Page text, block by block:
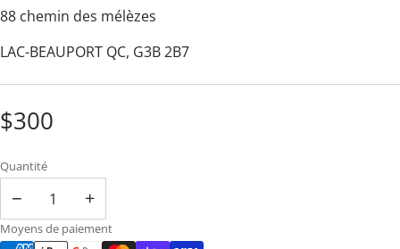
88 chemin des mélèzes
LAC-BEAUPORT QC, G3B 2B7
$300
Quantité
− +
Moyens de paiement